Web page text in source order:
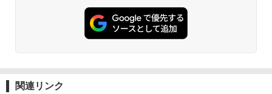
関連リンク